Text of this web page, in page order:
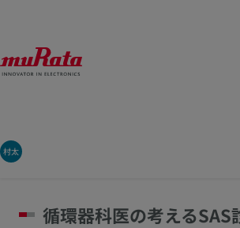
村太
循環器科医の考えるSAS